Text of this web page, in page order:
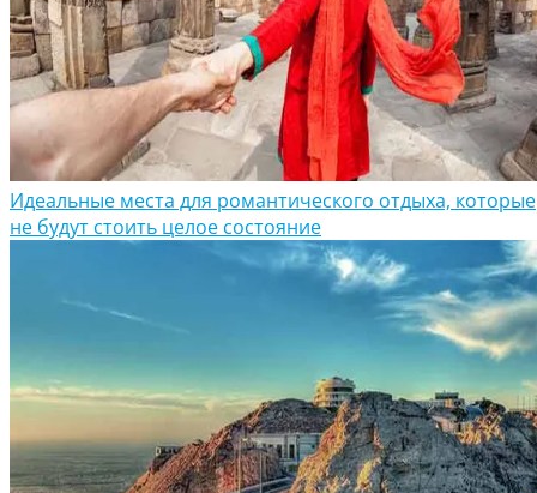
Идеальные места для романтического отдыха, которые
не будут стоить целое состояние